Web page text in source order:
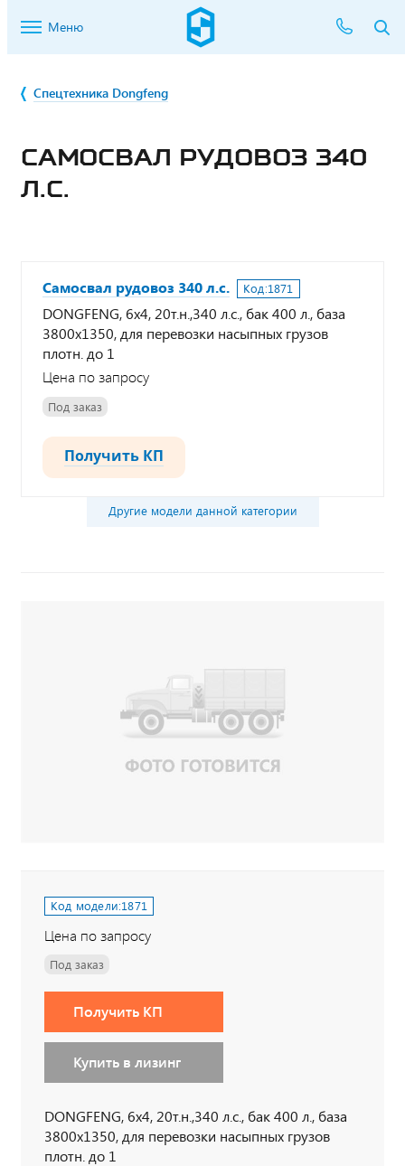
Меню
Спецтехника Dongfeng
САМОСВАЛ РУДОВОЗ 340
Л.С.
Самосвал рудовоз 340 л.с. Код:1871
DONGFENG, 6х4, 20т.н.,340 л.с., бак 400 л., база
3800х1350, для перевозки насыпных грузов
плотн. до 1
Цена по запросу
Под заказ
Получить КП
Другие модели данной категории
Код модели:1871
Цена по запросу
Под заказ
Получить КП
Купить в лизинг
DONGFENG, 6х4, 20т.н.,340 л.с., бак 400 л., база
3800х1350, для перевозки насыпных грузов
плотн. до 1